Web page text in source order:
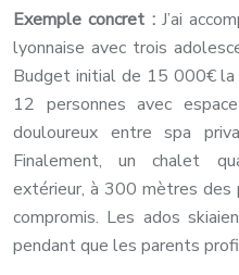
Exemple concret :J’ai
lyonnaise avec trois
Budget initial de 15 000€ la
12 personnes avec
douloureux entre spa
Finalement, un chalet
extérieur, à 300 mètres
compromis. Les ados
pendant que les parents